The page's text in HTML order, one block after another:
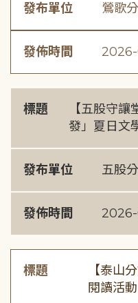
發布單位 鶯歌
發佈時間
標題
【五股守
發」夏日文
發布單位 五股
發佈時間
標題
【泰山
閱讀活動